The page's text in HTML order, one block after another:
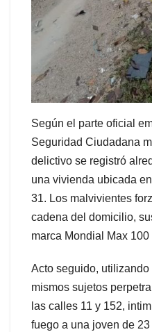
Según el parte oficial
Seguridad Ciudadana
delictivo se registró
una vivienda ubicada
31. Los malvivientes
cadena del domicilio,
marca Mondial Max 100
Acto seguido,
mismos sujetos
las calles 11 y 152,
fuego a una joven de